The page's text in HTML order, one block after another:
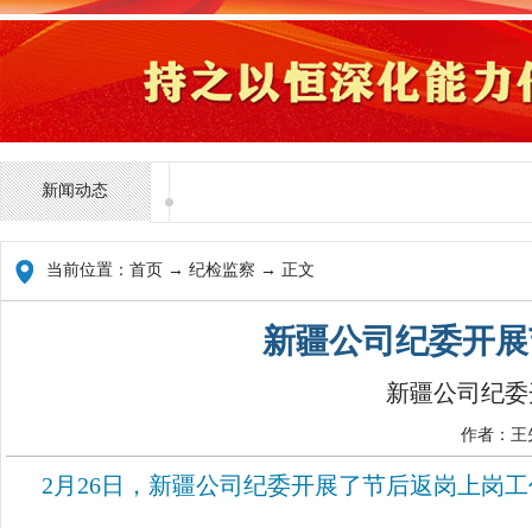
新闻动态
当前位置： 首页 → 纪检监察 → 正文
新疆公司纪委开
新疆公司纪
作者：
2月26日，新疆公司纪委开展了节后返岗上岗